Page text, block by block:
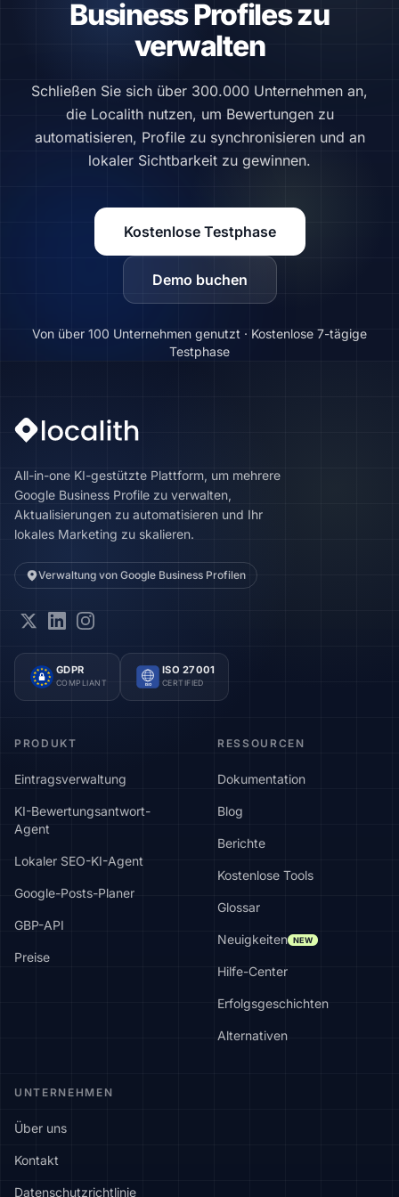
Business Profiles zu
verwalten
Schließen Sie sich über 300.000 Unternehmen an,
die Localith nutzen, um Bewertungen zu
automatisieren, Profile zu synchronisieren und an
lokaler Sichtbarkeit zu gewinnen.
Kostenlose Testphase
Demo buchen
Von über 100 Unternehmen genutzt · Kostenlose 7-tägige
Testphase
All-in-one KI-gestützte Plattform, um mehrere
Google Business Profile zu verwalten,
Aktualisierungen zu automatisieren und Ihr
lokales Marketing zu skalieren.
Verwaltung von Google Business Profilen
GDPR
COMPLIANT ISO
ISO 27001
CERTIFIED
PRODUKT
Eintragsverwaltung
KI-Bewertungsantwort-
Agent
Lokaler SEO-KI-Agent
Google-Posts-Planer
GBP-API
Preise
RESSOURCEN
Dokumentation
Blog
Berichte
Kostenlose Tools
Glossar
Neuigkeiten NEW
Hilfe-Center
Erfolgsgeschichten
Alternativen
UNTERNEHMEN
Über uns
Kontakt
Datenschutzrichtlinie